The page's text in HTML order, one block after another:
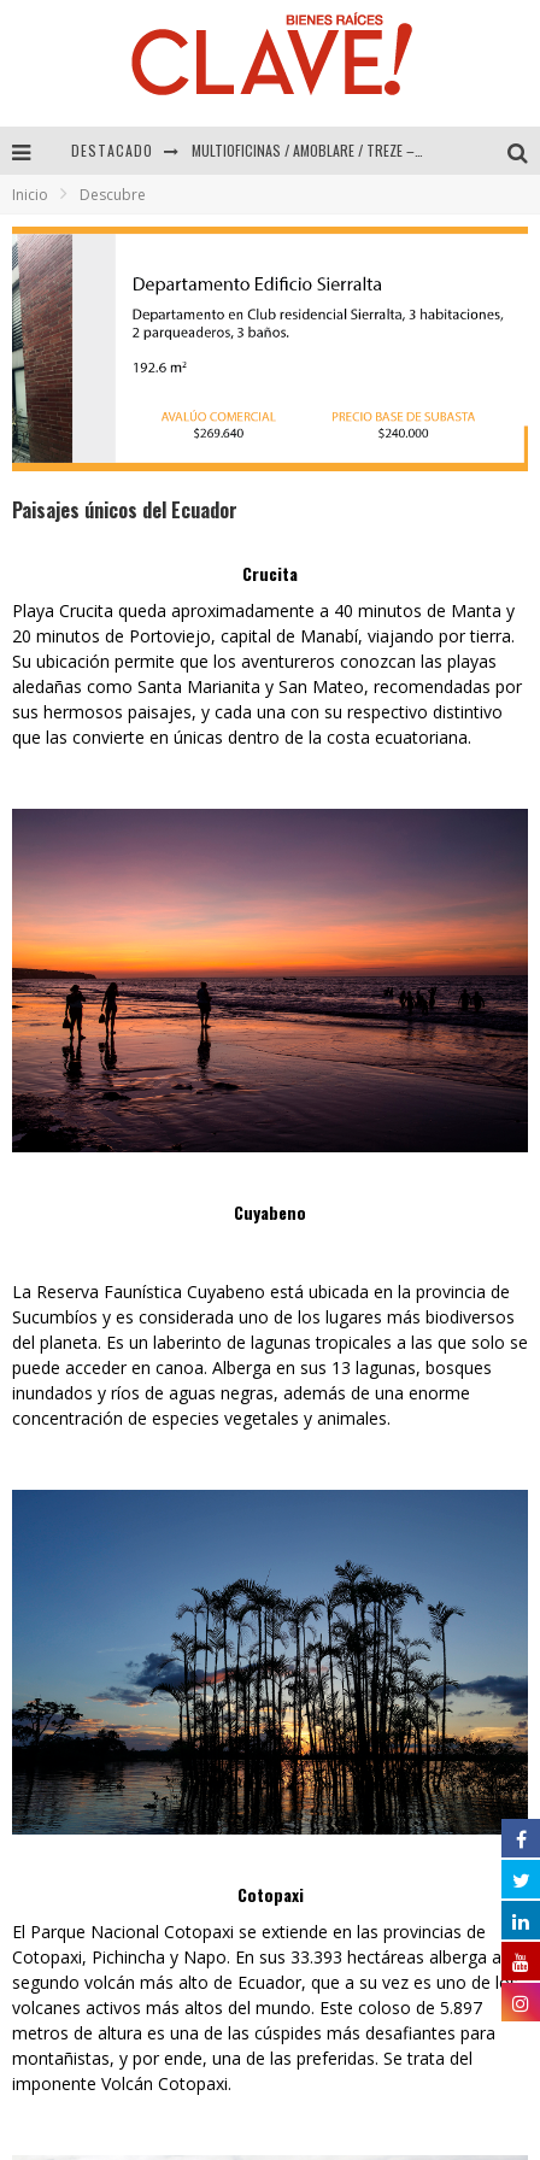
DESTACADO MULTIOFICINAS / AMOBLARE / TREZE – Especial Interiorismo & Decoración 2026
Inicio Descubre
Paisajes únicos del Ecuador
Crucita
Playa Crucita queda aproximadamente a 40 minutos de Manta y
20 minutos de Portoviejo, capital de Manabí, viajando por tierra.
Su ubicación permite que los aventureros conozcan las playas
aledañas como Santa Marianita y San Mateo, recomendadas por
sus hermosos paisajes, y cada una con su respectivo distintivo
que las convierte en únicas dentro de la costa ecuatoriana.
Cuyabeno
La Reserva Faunística Cuyabeno está ubicada en la provincia de
Sucumbíos y es considerada uno de los lugares más biodiversos
del planeta. Es un laberinto de lagunas tropicales a las que solo se
puede acceder en canoa. Alberga en sus 13 lagunas, bosques
inundados y ríos de aguas negras, además de una enorme
concentración de especies vegetales y animales.
Cotopaxi
El Parque Nacional Cotopaxi se extiende en las provincias de
Cotopaxi, Pichincha y Napo. En sus 33.393 hectáreas alberga al
segundo volcán más alto de Ecuador, que a su vez es uno de los
volcanes activos más altos del mundo. Este coloso de 5.897
metros de altura es una de las cúspides más desafiantes para
montañistas, y por ende, una de las preferidas. Se trata del
imponente Volcán Cotopaxi.